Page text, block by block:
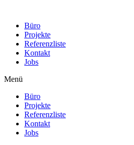
Büro
Projekte
Referenzliste
Kontakt
Jobs
Menü
Büro
Projekte
Referenzliste
Kontakt
Jobs